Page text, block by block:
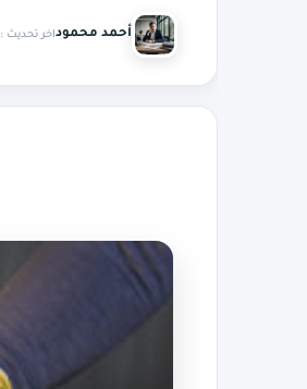
أحمد محموداخر تحديث :